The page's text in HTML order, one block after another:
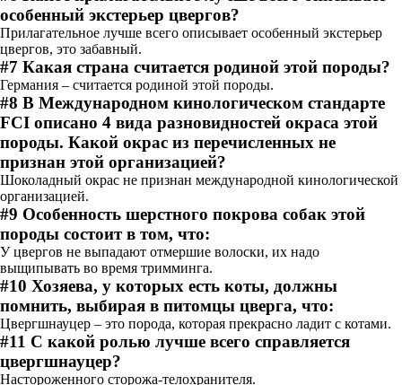
особенный экстерьер цвергов?
Прилагательное лучше всего описывает особенный экстерьер
цвергов, это забавный.
#7 Какая страна считается родиной этой породы?
Германия – считается родиной этой породы.
#8 В Международном кинологическом стандарте
FCI описано 4 вида разновидностей окраса этой
породы. Какой окрас из перечисленных не
признан этой организацией?
Шоколадный окрас не признан международной кинологической
организацией.
#9 Особенность шерстного покрова собак этой
породы состоит в том, что:
У цвергов не выпадают отмершие волоски, их надо
выщипывать во время тримминга.
#10 Хозяева, у которых есть коты, должны
помнить, выбирая в питомцы цверга, что:
Цвергшнауцер – это порода, которая прекрасно ладит с котами.
#11 С какой ролью лучше всего справляется
цвергшнауцер?
Настороженного сторожа-телохранителя.